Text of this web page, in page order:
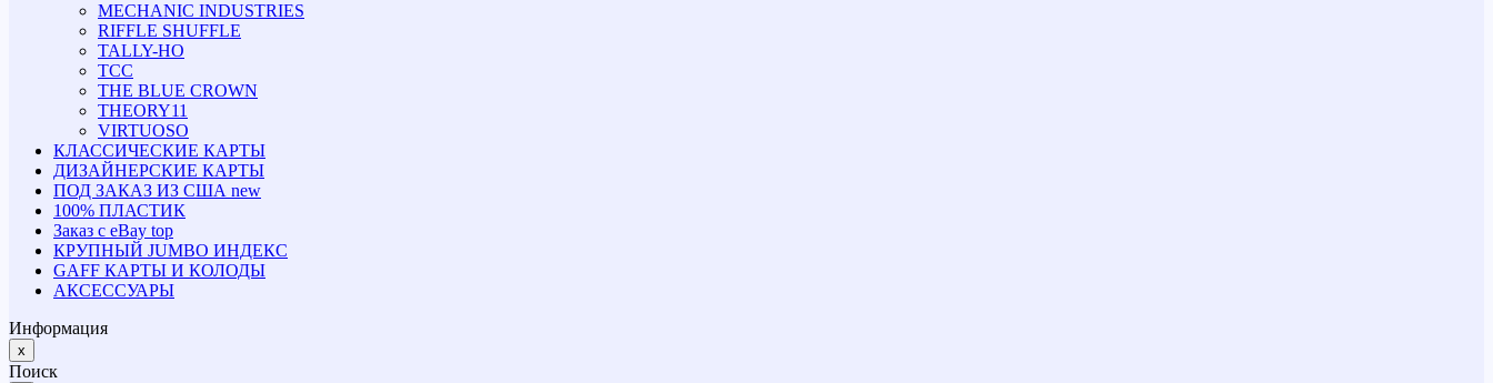
MECHANIC INDUSTRIES
RIFFLE SHUFFLE
TALLY-HO
TCC
THE BLUE CROWN
THEORY11
VIRTUOSO
КЛАССИЧЕСКИЕ КАРТЫ
ДИЗАЙНЕРСКИЕ КАРТЫ
ПОД ЗАКАЗ ИЗ США new
100% ПЛАСТИК
Заказ с eBay top
КРУПНЫЙ JUMBO ИНДЕКС
GAFF КАРТЫ И КОЛОДЫ
АКСЕССУАРЫ
Информация
x
Поиск